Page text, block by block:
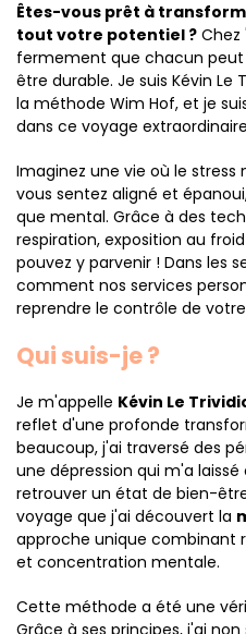
Êtes-vous prêt à
tout votre potentiel ? Chez
fermement que chacun
être durable. Je suis Kévin
la méthode Wim Hof, et je
dans ce voyage
Imaginez une vie où le stress
vous sentez aligné et
que mental. Grâce à des
respiration, exposition au
pouvez y parvenir ! Dans les
comment nos services
reprendre le contrôle de
Qui suis-je ?
Je m'appelle Kévin Le
reflet d'une profonde
beaucoup, j'ai traversé des
une dépression qui m'a
retrouver un état de bien-
voyage que j'ai découvert la
approche unique combinant
et concentration mentale.
Cette méthode a été une
Grâce à ses principes, j'ai